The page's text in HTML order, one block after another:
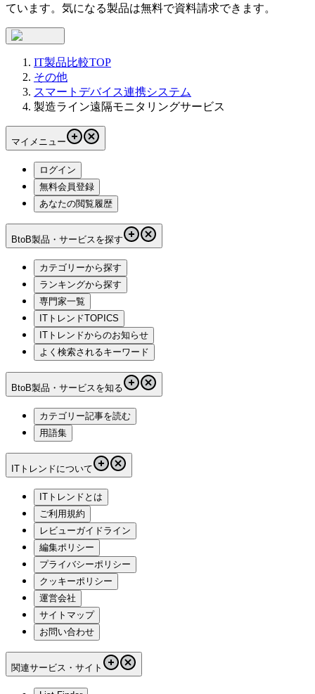
ています。気になる製品は無料で資料請求できます。
IT製品比較TOP
その他
スマートデバイス連携システム
製造ライン遠隔モニタリングサービス
マイメニュー
ログイン
無料会員登録
あなたの閲覧履歴
BtoB製品・サービスを探す
カテゴリーから探す
ランキングから探す
専門家一覧
ITトレンドTOPICS
ITトレンドからのお知らせ
よく検索されるキーワード
BtoB製品・サービスを知る
カテゴリー記事を読む
用語集
ITトレンドについて
ITトレンドとは
ご利用規約
レビューガイドライン
編集ポリシー
プライバシーポリシー
クッキーポリシー
運営会社
サイトマップ
お問い合わせ
関連サービス・サイト